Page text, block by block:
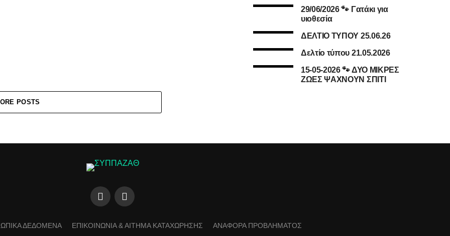
POSTS
29/06/2026 🐾 Γατάκι για
υιοθεσία
ΔΕΛΤΙΟ ΤΥΠΟΥ 25.06.26
Δελτίο τύπου 21.05.2026
15-05-2026 🐾 ΔΥΟ ΜΙΚΡΕΣ
ΖΩΕΣ ΨΑΧΝΟΥΝ ΣΠΙΤΙ
ΔΕΔΟΜΕΝΑ ΕΠΙΚΟΙΝΩΝΙΑ & ΑΙΤΗΜΑ ΚΑΤΑΧΩΡΗΣΗΣ ΑΝΑΦΟΡΑ ΠΡΟΒΛΗΜΑΤΟΣ